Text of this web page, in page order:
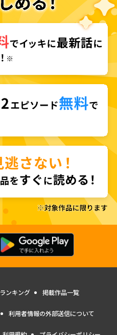
ランキング 掲載作品一覧
利用者情報の外部送信について